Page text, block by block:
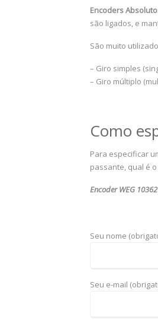
Encoders
são ligados, e
São muito
– Giro simples
– Giro múltiplo
Como
Para especificar
passante, qual é
Encoder WEG
Seu nome
Seu e-mail